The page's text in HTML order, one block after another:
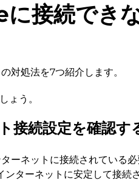
接続でき
対処法を7つ紹介します。
ょう。
接続設定を確認す
ネットに接続されている必
ターネットに安定して接続